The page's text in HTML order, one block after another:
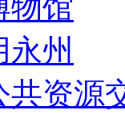
物馆
永州
共资源